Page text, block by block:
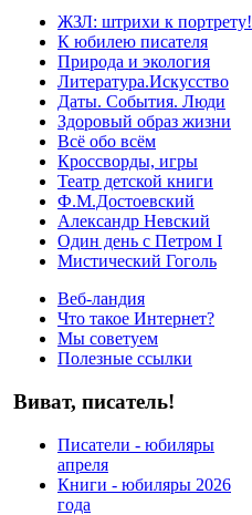
ЖЗЛ: штрихи к портрету!
К юбилею писателя
Природа и экология
Литература.Искусство
Даты. События. Люди
Здоровый образ жизни
Всё обо всём
Кроссворды, игры
Театр детской книги
Ф.М.Достоевский
Александр Невский
Один день с Петром I
Мистический Гоголь
Веб-ландия
Что такое Интернет?
Мы советуем
Полезные ссылки
Виват, писатель!
Писатели - юбиляры
апреля
Книги - юбиляры 2026
года